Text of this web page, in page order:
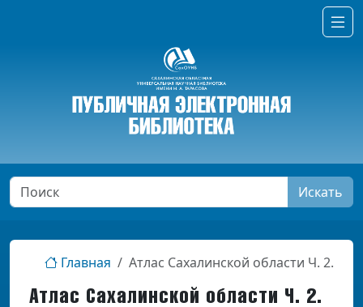
Искать
Главная Атлас Сахалинской области Ч. 2.
Атлас Сахалинской области Ч. 2.